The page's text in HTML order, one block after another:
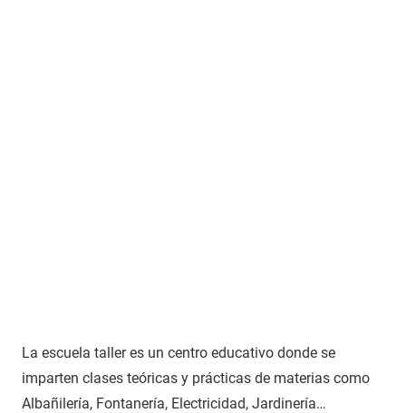
La escuela taller es un centro educativo donde se
imparten clases teóricas y prácticas de materias como
Albañilería, Fontanería, Electricidad, Jardinería…